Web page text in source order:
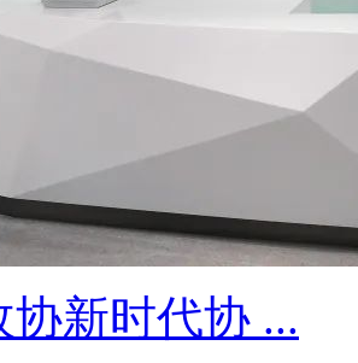
新时代协 ...